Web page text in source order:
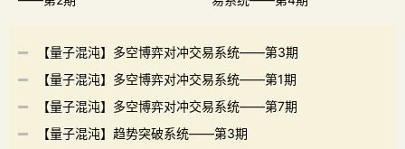
【量子混沌】多空博弈对冲交易系统——第3期
【量子混沌】多空博弈对冲交易系统——第1期
【量子混沌】多空博弈对冲交易系统——第7期
【量子混沌】趋势突破系统——第3期